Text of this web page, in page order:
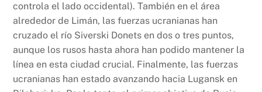
controla el lado occidental). También en el área
alrededor de Limán, las fuerzas ucranianas han
cruzado el río Siverski Donets en dos o tres puntos,
aunque los rusos hasta ahora han podido mantener la
línea en esta ciudad crucial. Finalmente, las fuerzas
ucranianas han estado avanzando hacia Lugansk en